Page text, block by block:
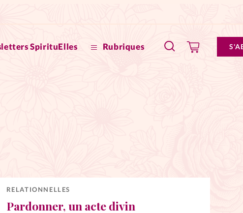
SpirituElles Rubriques
La Pause
RELATIONNELLES
Pardonner, un acte divin